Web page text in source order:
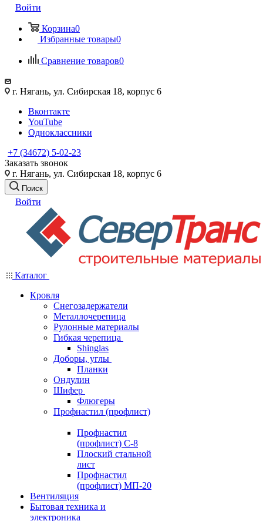
Войти
Корзина0
Избранные товары0
Сравнение товаров0
г. Нягань, ул. Сибирская 18, корпус 6
Вконтакте
YouTube
Одноклассники
+7 (34672) 5-02-23
Заказать звонок
г. Нягань, ул. Сибирская 18, корпус 6
Поиск
Войти
Каталог
Кровля
Снегозадержатели
Металлочерепица
Рулонные материалы
Гибкая черепица
Shinglas
Доборы, углы
Планки
Ондулин
Шифер
Флюгеры
Профнастил (профлист)
Профнастил
(профлист) С-8
Плоский стальной
лист
Профнастил
(профлист) МП-20
Вентиляция
Бытовая техника и
электроника